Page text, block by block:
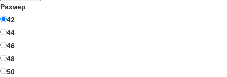
Размер
42
44
46
48
50